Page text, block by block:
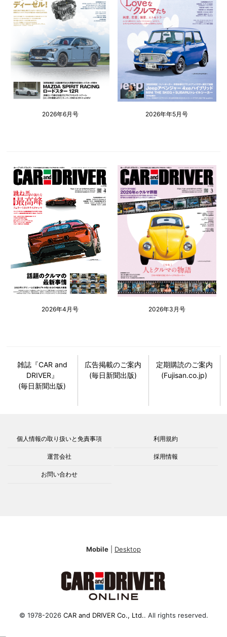
2026年6月号 2026年年5月号
2026年4月号 2026年3月号
雑誌『CAR and
DRIVER』
(毎日新聞出版)
広告掲載のご案内
(毎日新聞出版)
定期購読のご案内
(Fujisan.co.jp)
個人情報の取り扱いと免責事項 利用規約
運営会社 採用情報
お問い合わせ
Mobile Desktop
© 1978-2026 CAR and DRIVER Co., Ltd.. All rights reserved.